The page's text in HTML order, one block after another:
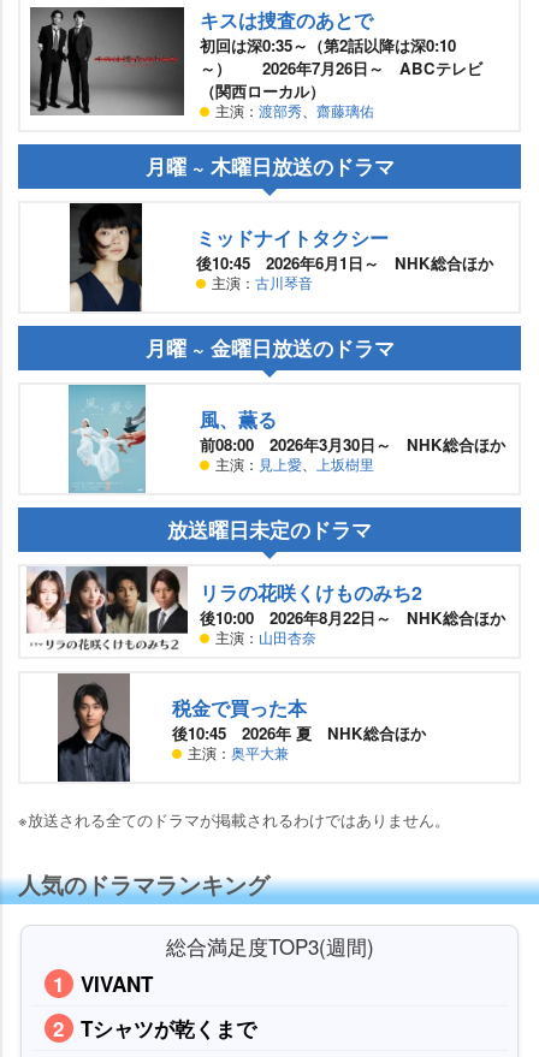
キスは捜査のあとで
初回は深0:35～（第2話以降は深0:10
～） 2026年7月26日～ ABCテレビ
（関西ローカル）
主演： 渡部秀 齋藤璃佑
月曜 ~ 木曜日放送のドラマ
ミッドナイトタクシー
後10:45 2026年6月1日～ NHK総合ほか
主演： 古川琴音
月曜 ~ 金曜日放送のドラマ
風、薫る
前08:00 2026年3月30日～ NHK総合ほか
主演： 見上愛 上坂樹里
放送曜日未定のドラマ
リラの花咲くけものみち2
後10:00 2026年8月22日～ NHK総合ほか
主演： 山田杏奈
税金で買った本
後10:45 2026年 夏 NHK総合ほか
主演： 奥平大兼
※放送される全てのドラマが掲載されるわけではありません。
人気のドラマランキング
総合満足度TOP3(週間)
VIVANT
Tシャツが乾くまで